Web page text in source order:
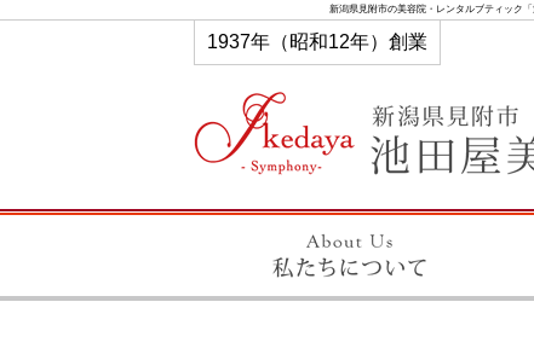
新潟県見附市の美容院・レンタルブティック
1937年（昭和12年）創業